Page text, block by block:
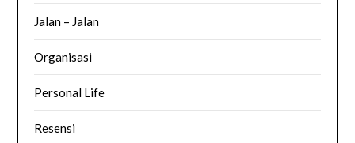
Jalan – Jalan
Organisasi
Personal Life
Resensi